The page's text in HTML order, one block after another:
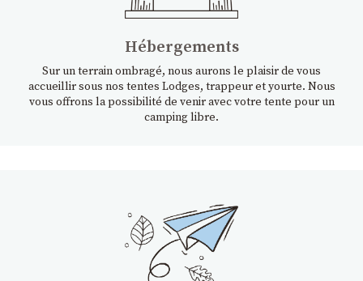
Hébergements
Sur un terrain ombragé, nous aurons le plaisir de vous
accueillir sous nos tentes Lodges, trappeur et yourte. Nous
vous offrons la possibilité de venir avec votre tente pour un
camping libre.